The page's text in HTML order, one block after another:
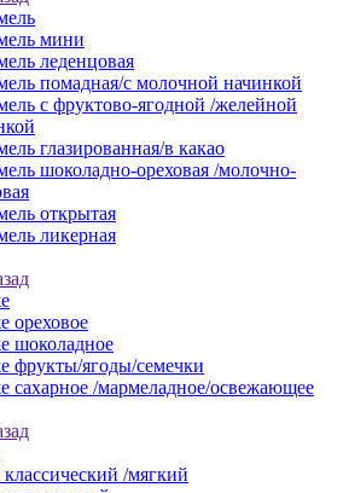
мини
леденцовая
помадная/с молочной начинкой
с фруктово-ягодной /желейной
глазированная/в какао
шоколадно-ореховая /молочно-
открытая
ликерная
ореховое
шоколадное
фрукты/ягоды/семечки
сахарное /мармеладное/освежающее
/мягкий